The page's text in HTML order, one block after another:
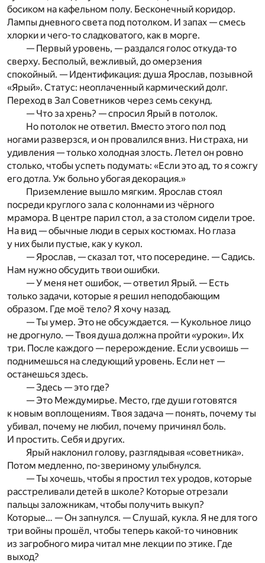
босиком на кафельном полу. Бесконечный коридор.
Лампы дневного света под потолком. И запах — смесь
хлорки и чего-то сладковатого, как в морге.
— Первый уровень, — раздался голос откуда-то
сверху. Бесполый, вежливый, до омерзения
спокойный. — Идентификация: душа Ярослав, позывной
«Ярый». Статус: неоплаченный кармический долг.
Переход в Зал Советников через семь секунд.
— Что за хрень? — спросил Ярый в потолок.
Но потолок не ответил. Вместо этого пол под
ногами разверзся, и он провалился вниз. Ни страха, ни
удивления — только холодная злость. Летел он ровно
столько, чтобы успеть подумать: «Если это ад, то я сожгу
его дотла. Уж больно убогая декорация.»
Приземление вышло мягким. Ярослав стоял
посреди круглого зала с колоннами из чёрного
мрамора. В центре парил стол, а за столом сидели трое.
На вид — обычные люди в серых костюмах. Но глаза
у них были пустые, как у кукол.
— Ярослав, — сказал тот, что посередине. — Садись.
Нам нужно обсудить твои ошибки.
— У меня нет ошибок, — ответил Ярый. — Есть
только задачи, которые я решил неподобающим
образом. Где моё тело? Я хочу назад.
— Ты умер. Это не обсуждается. — Кукольное лицо
не дрогнуло. — Твоя душа должна пройти «уроки». Их
три. После каждого — перерождение. Если усвоишь —
поднимешься на следующий уровень. Если нет —
останешься здесь.
— Здесь — это где?
— Это Междумирье. Место, где души готовятся
к новым воплощениям. Твоя задача — понять, почему ты
убивал, почему не любил, почему причинял боль.
И простить. Себя и других.
Ярый наклонил голову, разглядывая «советника».
Потом медленно, по-звериному улыбнулся.
— Ты хочешь, чтобы я простил тех уродов, которые
расстреливали детей в школе? Которые отрезали
пальцы заложникам, чтобы получить выкуп?
Которые… — Он запнулся. — Слушай, кукла. Я не для того
три войны прошёл, чтобы теперь какой-то чиновник
из загробного мира читал мне лекции по этике. Где
выход?